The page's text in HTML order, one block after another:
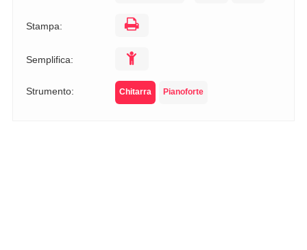
Stampa:
Semplifica:
Strumento: Chitarra Pianoforte